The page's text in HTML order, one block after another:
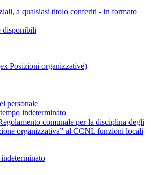
a qualsiasi titolo conferiti - in formato
disponibili
Posizioni organizzative)
personale
indeterminato
comunale per la disciplina degli
organizzativa” al CCNL funzioni locali